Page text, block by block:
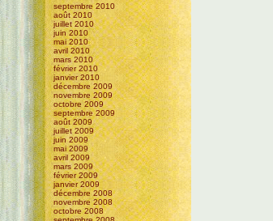
septembre 2010
août 2010
juillet 2010
juin 2010
mai 2010
avril 2010
mars 2010
février 2010
janvier 2010
décembre 2009
novembre 2009
octobre 2009
septembre 2009
août 2009
juillet 2009
juin 2009
mai 2009
avril 2009
mars 2009
février 2009
janvier 2009
décembre 2008
novembre 2008
octobre 2008